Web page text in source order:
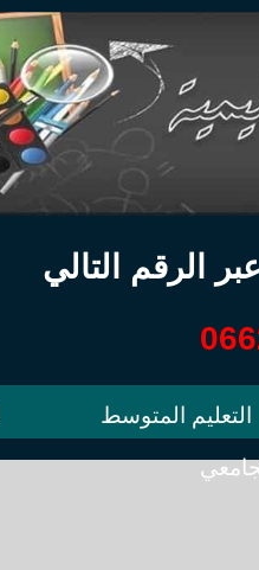
الرقم التالي
التعليم المتوسط